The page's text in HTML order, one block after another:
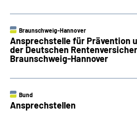
Braunschweig-Hannover
Ansprechstelle für Prävention
der Deutschen
Braunschweig-Hannover
Bund
Ansprechstellen